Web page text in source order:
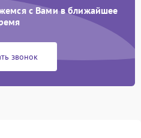
с Вами в ближайшее
звонок